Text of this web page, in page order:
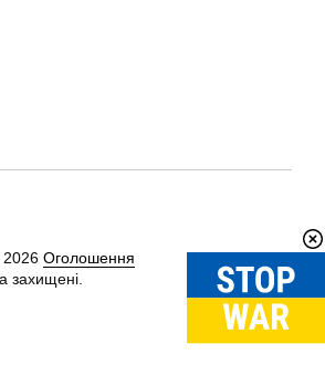
2026 Оголошення
захищені.
Вгору↑